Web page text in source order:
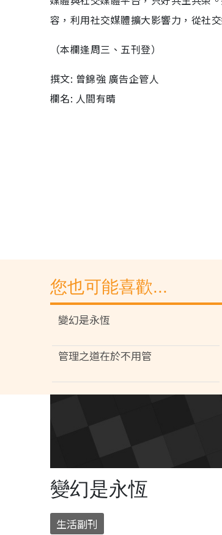
容，利用社交媒體擴大影響力，從社
（本欄逢周三、五刊登）
撰文: 曾錦強 廣告企管人
欄名: 人間有晴
您也可能喜歡...
變幻是永恆
管理之道在於不用管
變幻是永恆
生活副刊